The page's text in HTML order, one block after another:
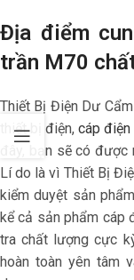
Địa điểm
trần M70
Thiết Bị Điện Dư
thiết bị điện, cáp điện
đây, bạn sẽ có
Lí do là vì Thiết Bị
kiểm duyệt sản
kể cả sản phẩm cáp
tra chất lượng cực
hoàn toàn yên tâm